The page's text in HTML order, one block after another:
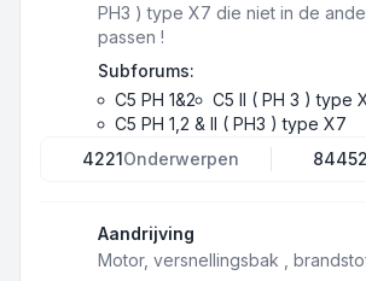
PH3 ) type X7 die niet in de
passen !
Subforums:
C5 PH 1&2
C5 II ( PH 3 ) type
C5 PH 1,2 & II ( PH3 ) type X7
4221Onderwerpen 84452
Aandrijving
Motor, versnellingsbak ,